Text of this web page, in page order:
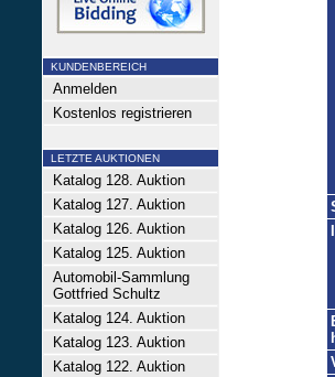
KUNDENBEREICH
Anmelden
Kostenlos registrieren
LETZTE AUKTIONEN
Katalog 128. Auktion
Katalog 127. Auktion
Katalog 126. Auktion
Katalog 125. Auktion
Automobil-Sammlung
Gottfried Schultz
Katalog 124. Auktion
Katalog 123. Auktion
Katalog 122. Auktion